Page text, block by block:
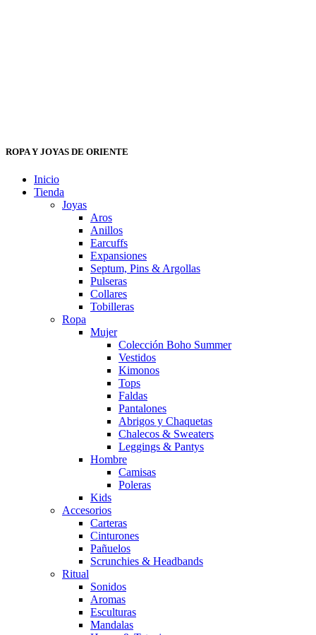
ROPA Y JOYAS DE ORIENTE
Inicio
Tienda
Joyas
Aros
Anillos
Earcuffs
Expansiones
Septum, Pins & Argollas
Pulseras
Collares
Tobilleras
Ropa
Mujer
Colección Boho Summer
Vestidos
Kimonos
Tops
Faldas
Pantalones
Abrigos y Chaquetas
Chalecos & Sweaters
Leggings & Pantys
Hombre
Camisas
Poleras
Kids
Accesorios
Carteras
Cinturones
Pañuelos
Scrunchies & Headbands
Ritual
Sonidos
Aromas
Esculturas
Mandalas